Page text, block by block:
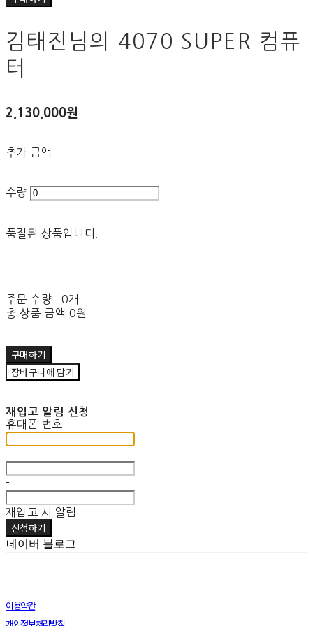
김태진님의 4070 SUPER 컴퓨
터
2,130,000원
추가 금액
수량
품절된 상품입니다.
주문 수량
0개
총 상품 금액 0원
구매하기
장바구니에 담기
재입고 알림 신청
휴대폰 번호
-
-
재입고 시 알림
신청하기
네이버 블로그
이용약관